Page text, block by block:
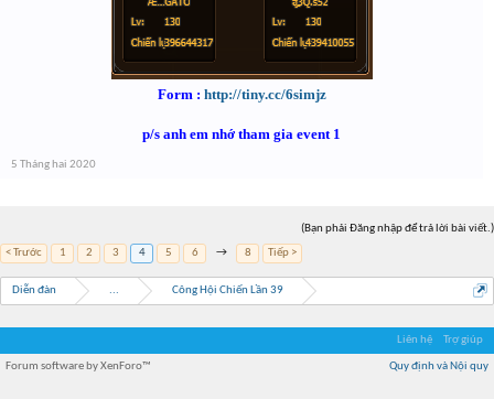
Form : http://tiny.cc/6simjz
p/s anh em nhớ tham gia event 1
5 Tháng hai 2020
(Bạn phải Đăng nhập để trả lời bài viết.)
< Trước
1 2 3 4 5 6 → 8 Tiếp >
Diễn đàn ... Công Hội Chiến Lần 39
Liên hệ Trợ giúp
Quy định và Nội quy
Forum software by XenForo™